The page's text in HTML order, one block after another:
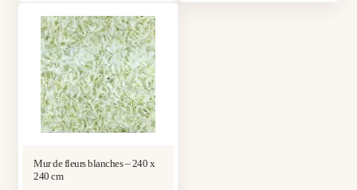
Mur de fleurs blanches – 240 x
240 cm